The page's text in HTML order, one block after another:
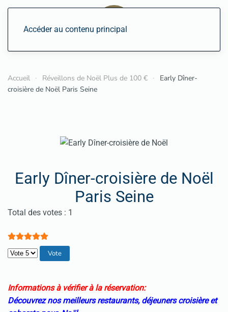
Accéder au contenu principal
Accueil Réveillons de Noël Plus de 100 €
Early Dîner-
croisière de Noël Paris Seine
Early Dîner-croisière de Noël
Paris Seine
Vote utilisateur:5/
Total des votes : 1
Veuillez voter
Informations à vérifier à la réservation:
Découvrez nos meilleurs restaurants, déjeuners croisière et